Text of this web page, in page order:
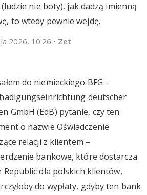
nie boty), jak dadzą imienną
to wtedy pewnie wejdę.
2026, 10:26 • Zet
do niemieckiego BFG –
deutscher
GmbH (EdB) pytanie, czy ten
o nazwie Oświadczenie
relacji z klientem –
bankowe, które dostarcza
Republic dla polskich klientów,
do wypłaty, gdyby ten bank